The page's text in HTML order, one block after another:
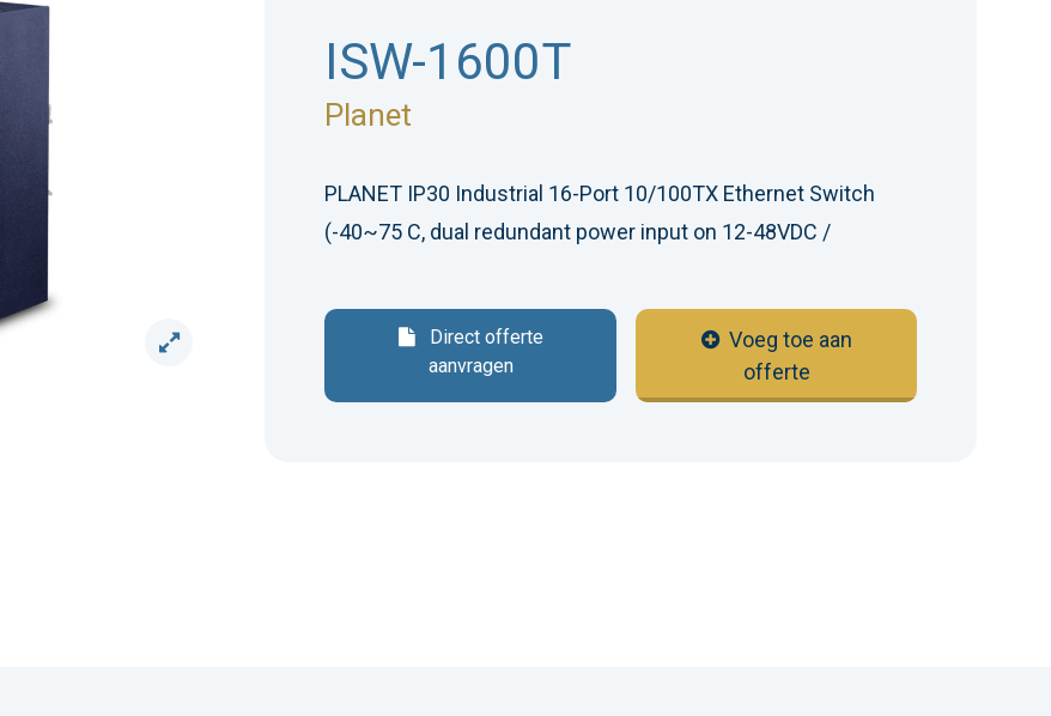
ISW-1600T
Planet
PLANET IP30 Industrial 16-Port 10/100TX Ethernet Switch
(-40~75 C, dual redundant power input on 12-48VDC /
Direct offerte
aanvragen
Voeg toe aan
offerte